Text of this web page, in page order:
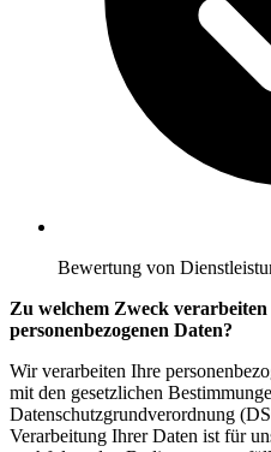
Bewertung von
Zu welchem Zweck
personenbezogenen Daten?
Wir verarbeiten Ihre
mit den gesetzlichen
Datenschutzgrundverordnung
Verarbeitung Ihrer Daten ist für